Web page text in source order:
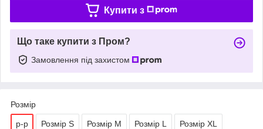
Купити з
Що таке купити з Пром?
Замовлення під захистом
Розмір
р-р Розмір S Розмір M Розмір L Розмір XL